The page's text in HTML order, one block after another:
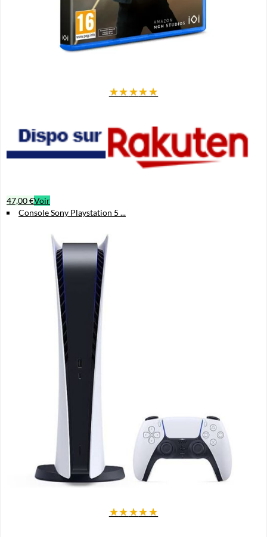
★★★★★
47,00 €Voir
Console Sony Playstation 5 ...
★★★★★